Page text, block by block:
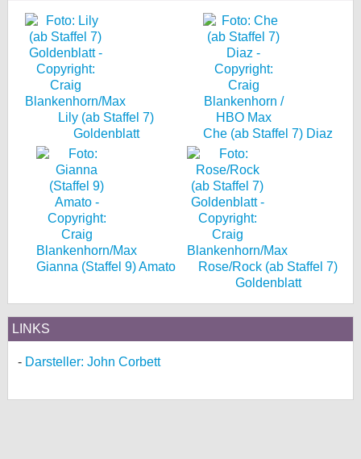
Lily (ab Staffel 7)
Goldenblatt
Che (ab Staffel 7) Diaz
Gianna (Staffel 9) Amato
Rose/Rock (ab Staffel 7)
Goldenblatt
LINKS
Darsteller: John Corbett